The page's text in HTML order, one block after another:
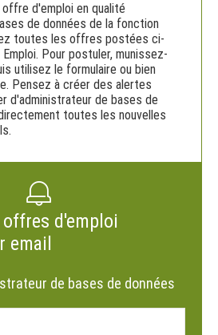
d'emploi en qualité
de données de la fonction
toutes les offres postées ci-
Pour postuler, munissez-
utilisez le formulaire ou bien
Pensez à créer des alertes
d'administrateur de bases de
toutes les nouvelles
offres d'emploi
email
de bases de données